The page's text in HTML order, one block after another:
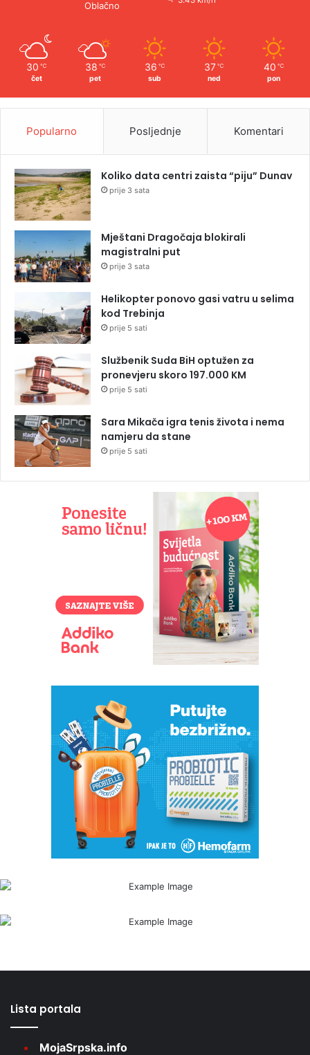
Oblačno
30 ℃
čet
38 ℃
pet
36 ℃
sub
37 ℃
ned
40 ℃
pon
Popularno Posljednje Komentari
Koliko data centri zaista “piju” Dunav
prije 3 sata
Mještani Dragočaja blokirali
magistralni put
prije 3 sata
Helikopter ponovo gasi vatru u selima
kod Trebinja
prije 5 sati
Službenik Suda BiH optužen za
pronevjeru skoro 197.000 KM
prije 5 sati
Sara Mikača igra tenis života i nema
namjeru da stane
prije 5 sati
Lista portala
MojaSrpska.info